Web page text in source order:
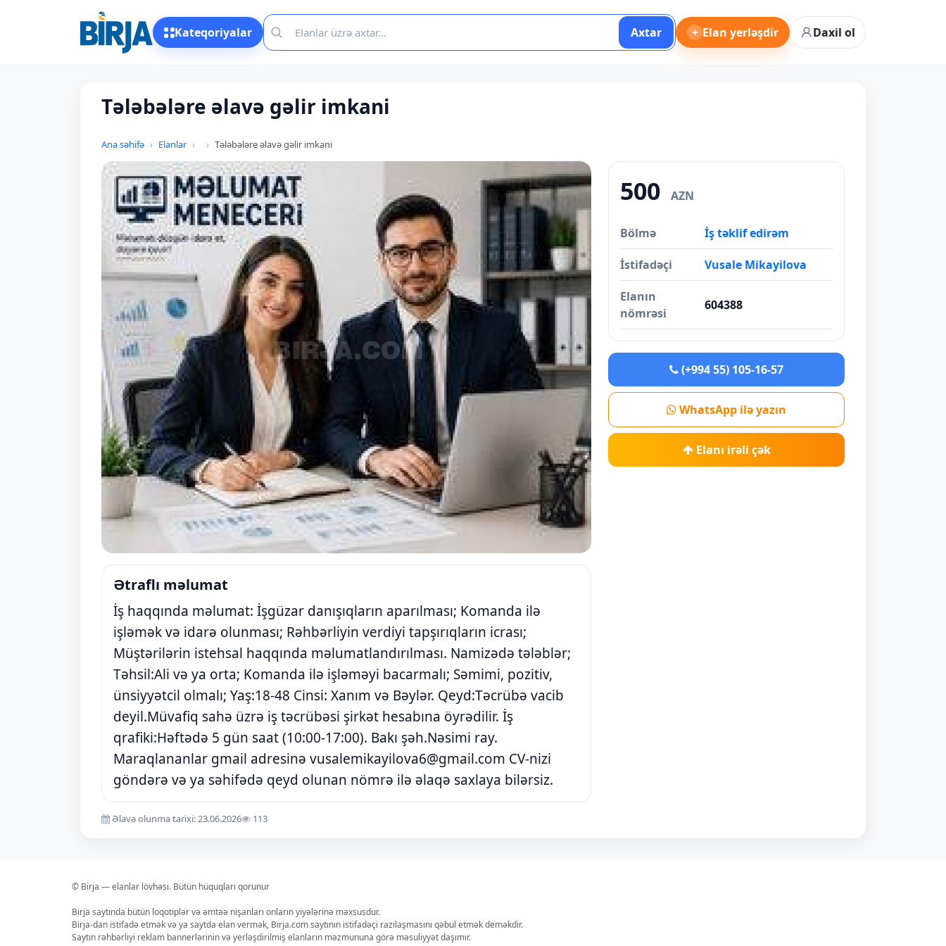
Kateqoriyalar Axtar + Elan yerləşdir Daxil ol
Tələbələre əlavə gəlir imkani
Ana səhifə Elanlar Tələbələre əlavə gəlir imkani
Ətraflı məlumat
İş haqqında məlumat: İşgüzar danışıqların aparılması; Komanda ilə
işləmək və idarə olunması; Rəhbərliyin verdiyi tapşırıqların icrası;
Müştərilərin istehsal haqqında məlumatlandırılması. Namizədə tələblər;
Təhsil:Ali və ya orta; Komanda ilə işləməyi bacarmalı; Səmimi, pozitiv,
ünsiyyətcil olmalı; Yaş:18-48 Cinsi: Xanım və Bəylər. Qeyd:Təcrübə vacib
deyil.Müvafiq sahə üzrə iş təcrübəsi şirkət hesabına öyrədilir. İş
qrafiki:Həftədə 5 gün saat (10:00-17:00). Bakı şəh.Nəsimi ray.
Maraqlananlar gmail adresinə vusalemikayilova6@gmail.com CV-nizi
göndərə və ya səhifədə qeyd olunan nömrə ilə əlaqə saxlaya bilərsiz.
Əlavə olunma tarixi: 23.06.2026 113
500 AZN
Bölmə İş təklif edirəm
İstifadəçi Vusale Mikayilova
Elanın
nömrəsi
604388
(+994 55) 105-16-57
WhatsApp ilə yazın
Elanı irəli çək
© Birja — elanlar lövhəsi. Bütün hüquqları qorunur
Birja saytında bütün loqotiplər və əmtəə nişanları onların yiyələrinə məxsusdur.
Birja-dan istifadə etmək və ya saytda elan vermək, Birja.com saytının istifadəçi razılaşmasını qəbul etmək deməkdir.
Saytın rəhbərliyi reklam bannerlərinin və yerləşdirilmiş elanların məzmununa görə məsuliyyət daşımır.